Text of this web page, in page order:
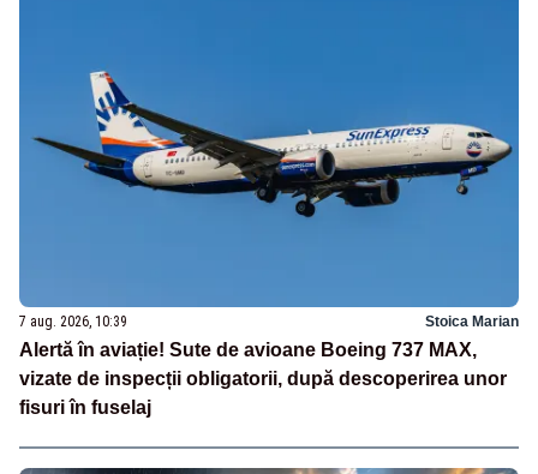
7 aug. 2026, 10:39 Stoica Marian
Alertă în aviație! Sute de avioane Boeing 737 MAX,
vizate de inspecții obligatorii, după descoperirea unor
fisuri în fuselaj